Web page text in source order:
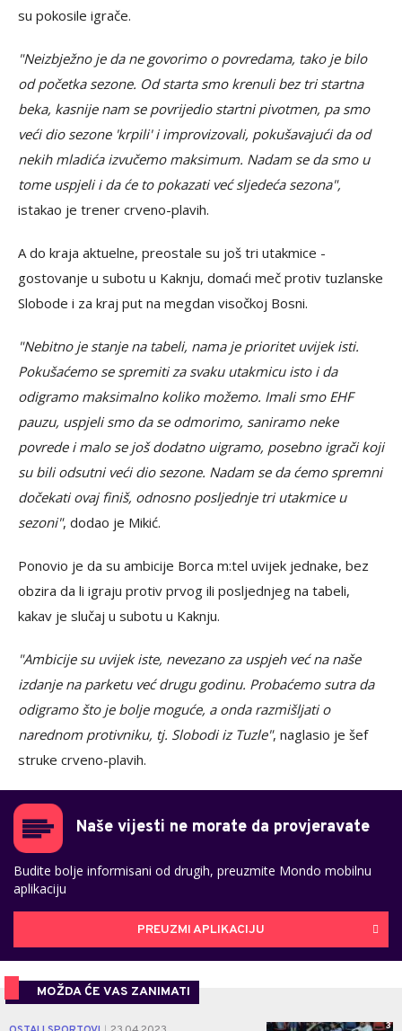
su pokosile igrače.
"Neizbježno je da ne govorimo o povredama, tako je bilo
od početka sezone. Od starta smo krenuli bez tri startna
beka, kasnije nam se povrijedio startni pivotmen, pa smo
veći dio sezone 'krpili' i improvizovali, pokušavajući da od
nekih mladića izvučemo maksimum. Nadam se da smo u
tome uspjeli i da će to pokazati već sljedeća sezona",
istakao je trener crveno-plavih.
A do kraja aktuelne, preostale su još tri utakmice -
gostovanje u subotu u Kaknju, domaći meč protiv tuzlanske
Slobode i za kraj put na megdan visočkoj Bosni.
"Nebitno je stanje na tabeli, nama je prioritet uvijek isti.
Pokušaćemo se spremiti za svaku utakmicu isto i da
odigramo maksimalno koliko možemo. Imali smo EHF
pauzu, uspjeli smo da se odmorimo, saniramo neke
povrede i malo se još dodatno uigramo, posebno igrači koji
su bili odsutni veći dio sezone. Nadam se da ćemo spremni
dočekati ovaj finiš, odnosno posljednje tri utakmice u
sezoni", dodao je Mikić.
Ponovio je da su ambicije Borca m:tel uvijek jednake, bez
obzira da li igraju protiv prvog ili posljednjeg na tabeli,
kakav je slučaj u subotu u Kaknju.
"Ambicije su uvijek iste, nevezano za uspjeh već na naše
izdanje na parketu već drugu godinu. Probaćemo sutra da
odigramo što je bolje moguće, a onda razmišljati o
narednom protivniku, tj. Slobodi iz Tuzle", naglasio je šef
struke crveno-plavih.
Naše vijesti ne morate da provjeravate
Budite bolje informisani od drugih, preuzmite Mondo mobilnu
aplikaciju
PREUZMI APLIKACIJU
MOŽDA ĆE VAS ZANIMATI
3